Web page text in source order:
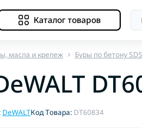
Каталог товаров
масла и крепеж Буры по бетону
DeWALTКод Товара: DT60834